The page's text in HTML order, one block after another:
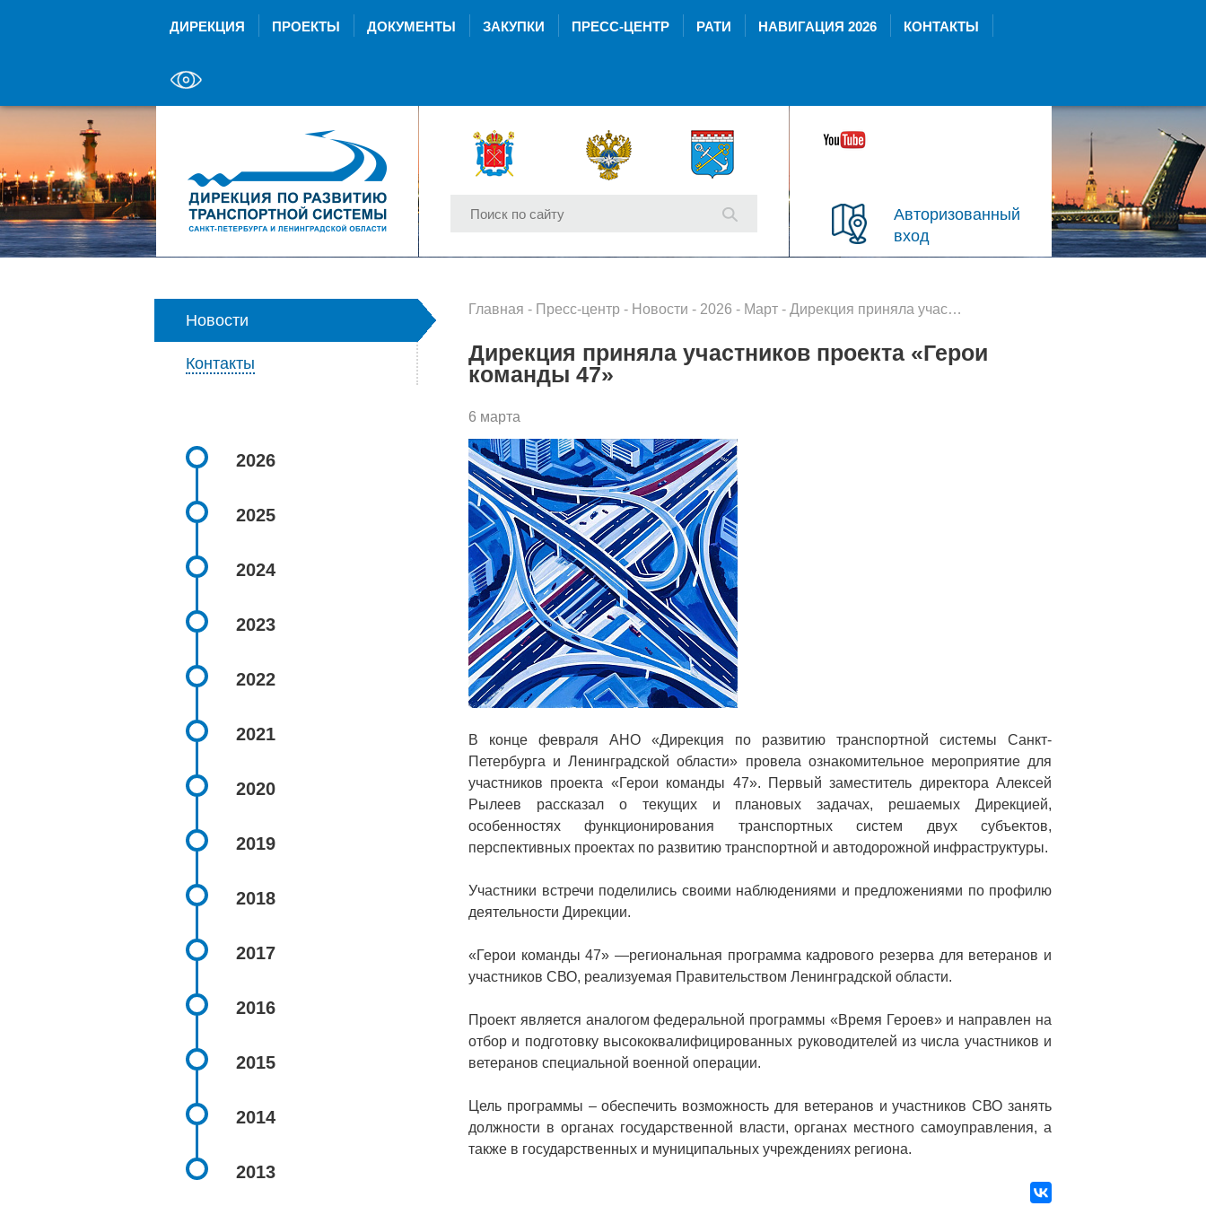
ДИРЕКЦИЯ ПРОЕКТЫ ДОКУМЕНТЫ ЗАКУПКИ ПРЕСС-ЦЕНТР РАТИ НАВИГАЦИЯ 2026 КОНТАКТЫ
Авторизованный
вход
Новости
Контакты
2026
2025
2024
2023
2022
2021
2020
2019
2018
2017
2016
2015
2014
2013
Главная - Пресс-центр - Новости - 2026 - Март - Дирекция приняла участников проекта «Герои команды 47»
Дирекция приняла участников проекта «Герои
команды 47»
6 марта
В конце февраля АНО «Дирекция по развитию транспортной системы Санкт-
Петербурга и Ленинградской области» провела ознакомительное мероприятие для
участников проекта «Герои команды 47». Первый заместитель директора Алексей
Рылеев рассказал о текущих и плановых задачах, решаемых Дирекцией,
особенностях функционирования транспортных систем двух субъектов,
перспективных проектах по развитию транспортной и автодорожной инфраструктуры.
Участники встречи поделились своими наблюдениями и предложениями по профилю
деятельности Дирекции.
«Герои команды 47» —региональная программа кадрового резерва для ветеранов и
участников СВО, реализуемая Правительством Ленинградской области.
Проект является аналогом федеральной программы «Время Героев» и направлен на
отбор и подготовку высококвалифицированных руководителей из числа участников и
ветеранов специальной военной операции.
Цель программы – обеспечить возможность для ветеранов и участников СВО занять
должности в органах государственной власти, органах местного самоуправления, а
также в государственных и муниципальных учреждениях региона.